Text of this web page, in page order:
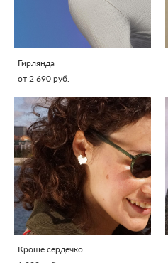
Гирлянда
от 2 690 pуб.
Кроше сердечко